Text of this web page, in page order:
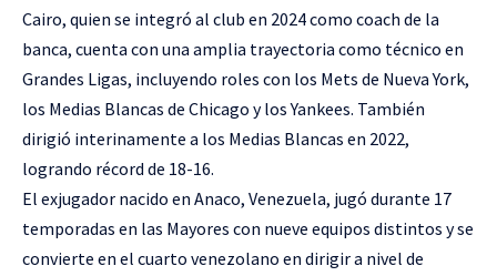
Cairo, quien se integró al club en 2024 como coach de la
banca, cuenta con una amplia trayectoria como técnico en
Grandes Ligas, incluyendo roles con los Mets de Nueva York,
los Medias Blancas de Chicago y los Yankees. También
dirigió interinamente a los Medias Blancas en 2022,
logrando récord de 18-16.
El exjugador nacido en Anaco, Venezuela, jugó durante 17
temporadas en las Mayores con nueve equipos distintos y se
convierte en el cuarto venezolano en dirigir a nivel de